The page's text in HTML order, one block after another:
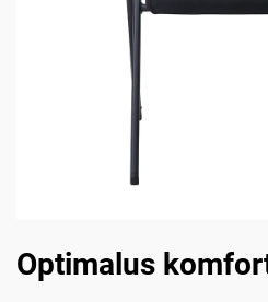
Optimalus